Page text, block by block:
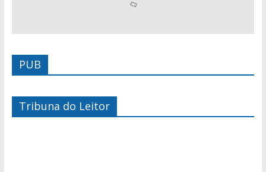
PUB
Tribuna do Leitor